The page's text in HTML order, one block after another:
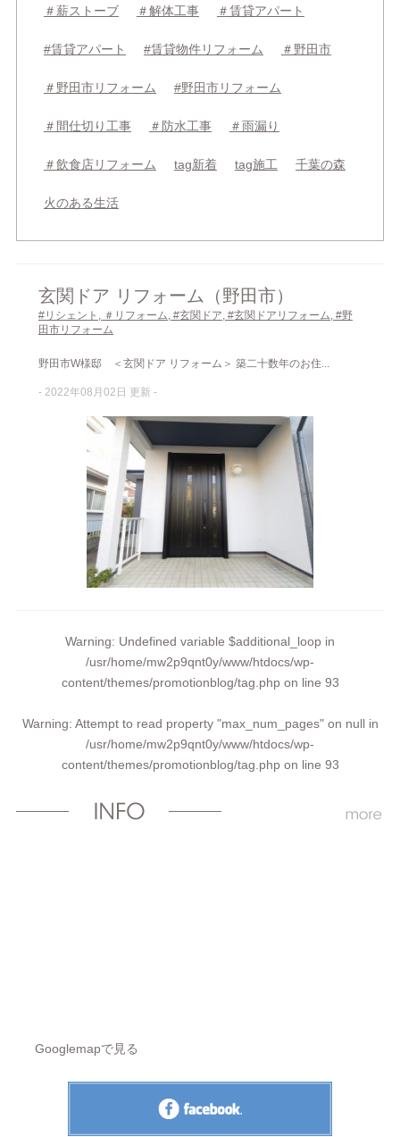
＃薪ストーブ ＃解体工事 ＃賃貸アパート
#賃貸アパート #賃貸物件リフォーム ＃野田市
＃野田市リフォーム #野田市リフォーム
＃間仕切り工事 ＃防水工事 ＃雨漏り
＃飲食店リフォーム tag新着 tag施工 千葉の森
火のある生活
玄関ドア リフォーム（野田市）
#リシェント , ＃リフォーム, #玄関ドア, #玄関ドアリフォーム, #野
田市リフォーム
野田市W様邸 ＜玄関ドア リフォーム＞ 築二十数年のお住...
- 2022年08月02日 更新 -
Warning: Undefined variable $additional_loop in
/usr/home/mw2p9qnt0y/www/htdocs/wp-
content/themes/promotionblog/tag.phpon line 93
Warning: Attempt to read property "max_num_pages" on null in
/usr/home/mw2p9qnt0y/www/htdocs/wp-
content/themes/promotionblog/tag.phpon line 93
Googlemapで見る